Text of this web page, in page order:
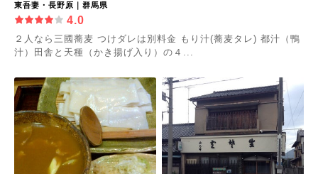
東吾妻・長野原｜群馬県
4.0
２人なら三國蕎麦 つけダレは別料金 もり汁(蕎麦タレ) 都汁（鴨
汁）田舎と天種（かき揚げ入り）の４...